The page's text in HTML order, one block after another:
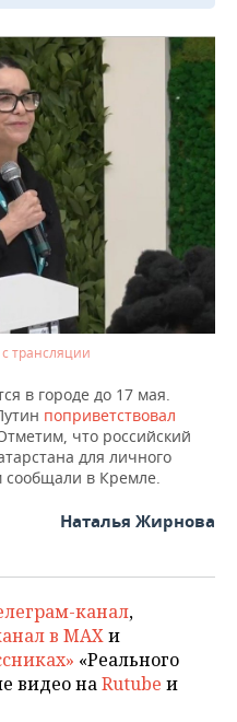
трансляции
в городе до 17 мая.
поприветствовал
что российский
для личного
сообщали в Кремле.
Наталья Жирнова
канал,
в MAXи
«Реального
видео наRutube и